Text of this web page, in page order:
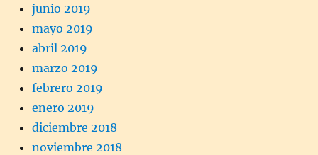
junio 2019
mayo 2019
abril 2019
marzo 2019
febrero 2019
enero 2019
diciembre 2018
noviembre 2018